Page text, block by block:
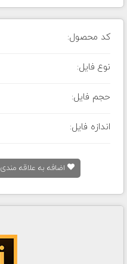
کد محصول:
نوع فایل:
حجم فایل:
اندازه فایل:
اضافه به علاقه مندی